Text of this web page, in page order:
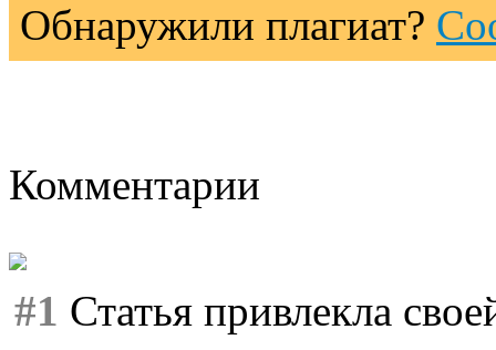
Обнаружили плагиат?
Комментарии
#1 Статья привлекла